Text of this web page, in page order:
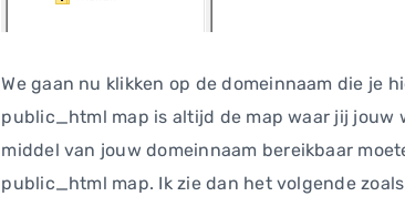
We gaan nu klikken op de domeinnaam die je
public_html map is altijd de map waar jij
middel van jouw domeinnaam bereikbaar
public_html map. Ik zie dan het volgende